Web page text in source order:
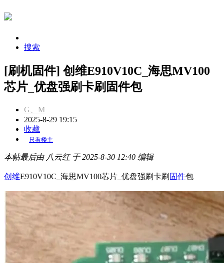
搜索
[刷机固件] 创维E910V10C_海思MV100
芯片_优盘强刷卡刷固件包
G、M
2025-8-29 19:15
收藏
只看楼主
本帖最后由 八云红 于 2025-8-30 12:40 编辑
创维E910V10C_海思MV100芯片_优盘强刷卡刷 固件包